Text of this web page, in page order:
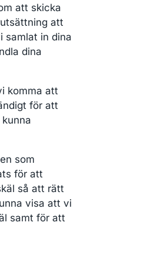
att skicka
att
samlat in dina
dina
komma att
för att
som
för att
så att rätt
visa att vi
samt för att